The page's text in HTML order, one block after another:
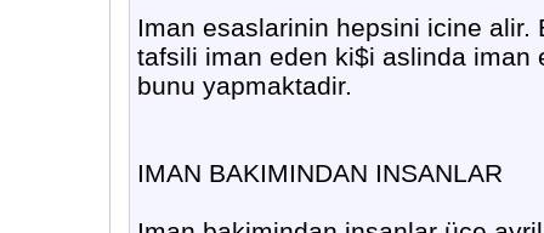
Iman esaslarinin hepsini icine
tafsili iman eden ki$i aslinda
bunu yapmaktadir.
IMAN BAKIMINDAN INSANLAR